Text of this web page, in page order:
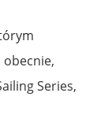
obecnie,
Series,